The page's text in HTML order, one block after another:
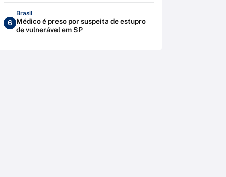
6
Brasil
Médico é preso por suspeita de estupro
de vulnerável em SP